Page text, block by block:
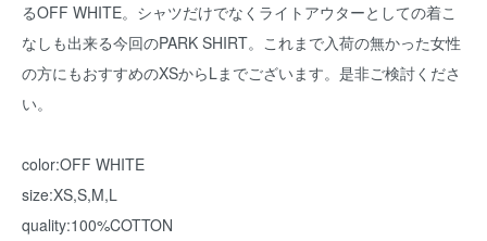
るOFF WHITE。シャツだけでなくライトアウターとしての着こ
なしも出来る今回のPARK SHIRT。これまで入荷の無かった女性
の方にもおすすめのXSからLまでございます。是非ご検討くださ
い。
color:OFF WHITE
size:XS,S,M,L
quality:100%COTTON